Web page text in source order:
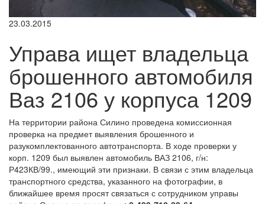
23.03.2015
Управа ищет владельца
брошенного автомобиля
Ваз 2106 у корпуса 1209
На территории района Силино проведена комиссионная
проверка на предмет выявления брошенного и
разукомплектованного автотранспорта. В ходе проверки у
корп. 1209 был выявлен автомобиль ВАЗ 2106, г/н:
Р423КВ/99., имеющий эти признаки. В связи с этим владельца
транспортного средства, указанного на фотографии, в
ближайшее время просят связаться с сотрудником управы